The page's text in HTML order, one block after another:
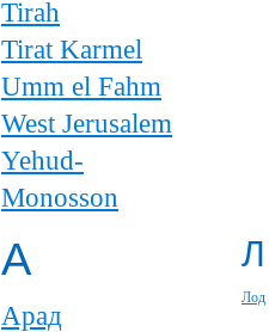
Tirah
Tirat Karmel
Umm el Fahm
West Jerusalem
Yehud-
Monosson
А
Арад
Л
Лод